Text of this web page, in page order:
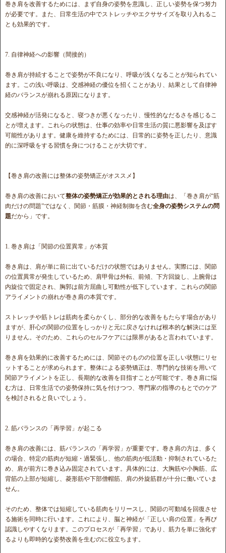
巻き肩を改善するためには、まず自身の姿勢を意識し、正しい姿勢を保つ努力
が必要です。また、日常生活の中でストレッチやエクササイズを取り入れるこ
とも効果的です。
7. 自律神経への影響（間接的）
巻き肩が持続することで姿勢が不良になり、呼吸が浅くなることが知られてい
ます。この浅い呼吸は、交感神経の優位を招くことがあり、結果として自律神
経のバランスが崩れる原因になります。
交感神経が活発になると、寝つきが悪くなったり、慢性的なだるさを感じるこ
とが増えます。これらの状態は、仕事の効率や日常生活の質に悪影響を及ぼす
可能性があります。健康を維持するためには、日常的に姿勢を正したり、意識
的に深呼吸をする習慣を身につけることが大切です。
【巻き肩の改善には整体の姿勢矯正がオススメ】
巻き肩の改善において整体の姿勢矯正が効果的とされる理由は、「巻き肩が“筋
肉だけの問題”ではなく、関節・筋膜・神経制御を含む全身の姿勢システムの問
題だから」です。
1. 巻き肩は「関節の位置異常」が本質
巻き肩は、肩が単に前に出ているだけの状態ではありません。実際には、関節
の位置異常が発生しているため、肩甲骨は外転、前傾、下方回旋し、上腕骨は
内旋位で固定され、胸郭は前方屈曲し可動性が低下しています。これらの関節
アライメントの崩れが巻き肩の本質です。
ストレッチや筋トレは筋肉を柔らかくし、部分的な改善をもたらす場合があり
ますが、肝心の関節の位置をしっかりと元に戻さなければ根本的な解決には至
りません。そのため、これらのセルフケアには限界があると言われています。
巻き肩を効果的に改善するためには、関節そのものの位置を正しい状態にリセ
ットすることが求められます。整体による姿勢矯正は、専門的な技術を用いて
関節アライメントを正し、長期的な改善を目指すことが可能です。巻き肩に悩
む方は、日常生活での姿勢保持に気を付けつつ、専門家の指導のもとでのケア
を検討されると良いでしょう。
2. 筋バランスの「再学習」が起こる
巻き肩の改善には、筋バランスの「再学習」が重要です。巻き肩の方は、多く
の場合、特定の筋肉が短縮・過緊張し、他の筋肉が低活動・抑制されているた
め、肩が前方に巻き込み固定されています。具体的には、大胸筋や小胸筋、広
背筋の上部が短縮し、菱形筋や下部僧帽筋、肩の外旋筋群が十分に働いていま
せん。
そのため、整体では短縮している筋肉をリリースし、関節の可動域を回復させ
る施術を同時に行います。これにより、脳と神経が「正しい肩の位置」を再び
認識しやすくなります。このプロセスが「再学習」であり、筋力を単に強化す
るよりも即時的な姿勢改善を生むのに役立ちます。